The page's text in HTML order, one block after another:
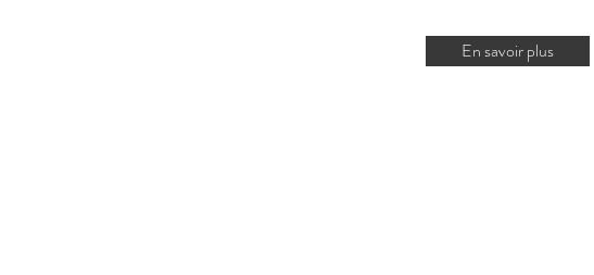
En savoir plus